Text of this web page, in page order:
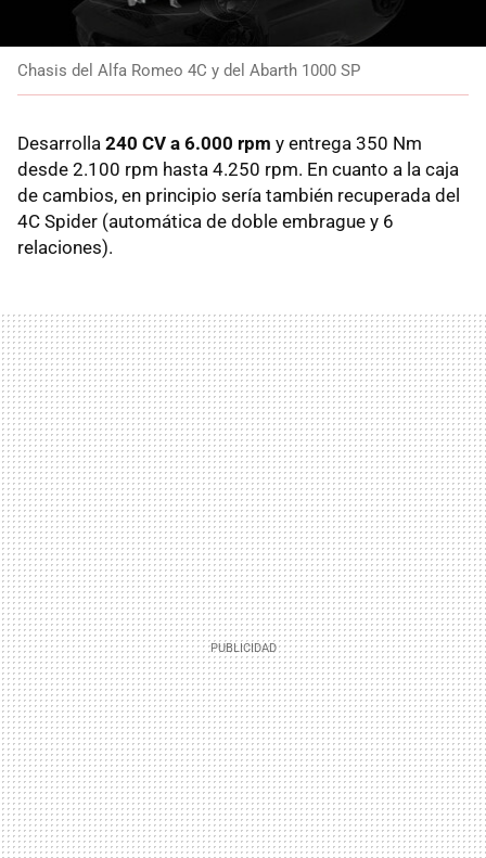
Chasis del Alfa Romeo 4C y del Abarth 1000 SP
Desarrolla 240 CV a 6.000 rpm y entrega 350 Nm
desde 2.100 rpm hasta 4.250 rpm. En cuanto a la caja
de cambios, en principio sería también recuperada del
4C Spider (automática de doble embrague y 6
relaciones).